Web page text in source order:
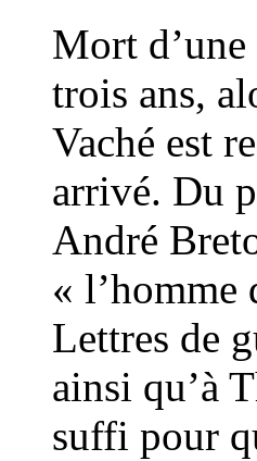
Mort
trois ans,
Vaché est
arrivé. Du
André
« l’homme
Lettres de
ainsi qu’à
suffi pour